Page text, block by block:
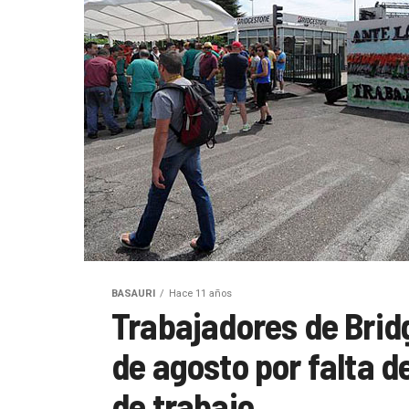
BASAURI Hace 11 años
Trabajadores de
de agosto por falta